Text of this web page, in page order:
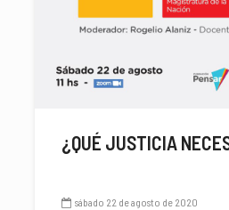
¿QUÉ JUSTICIA
sábado 22 de agosto de 2020